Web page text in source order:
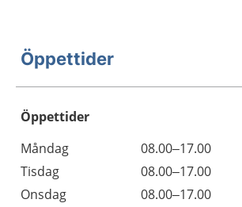
Öppettider
Öppettider
Dag
Öppettider
Kommentarer
Måndag
08.00–17.00
Tisdag
08.00–17.00
Onsdag
08.00–17.00